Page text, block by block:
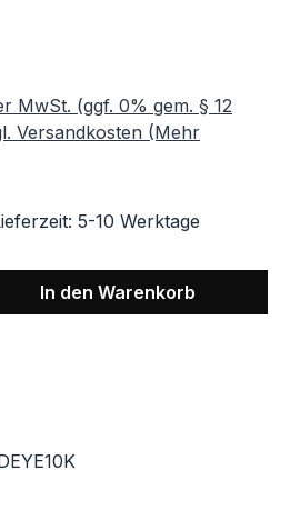
MwSt. (ggf. 0% gem. § 12
Versandkosten (Mehr
5-10 Werktage
Gib den
In den Warenkorb